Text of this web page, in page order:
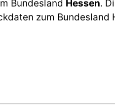
Bundesland Hessen.
zum Bundesland